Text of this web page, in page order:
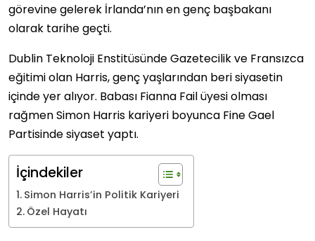
görevine gelerek İrlanda’nın en genç başbakanı
olarak tarihe geçti.
Dublin Teknoloji Enstitüsünde Gazetecilik ve Fransızca
eğitimi olan Harris, genç yaşlarından beri siyasetin
içinde yer alıyor. Babası Fianna Fail üyesi olması
rağmen Simon Harris kariyeri boyunca Fine Gael
Partisinde siyaset yaptı.
İçindekiler
Simon Harris’in Politik Kariyeri
Özel Hayatı